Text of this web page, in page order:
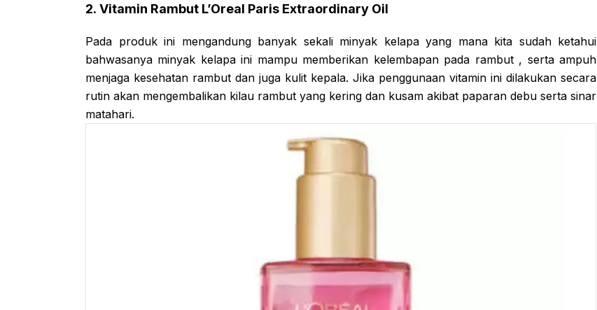
2. Vitamin Rambut L’Oreal Paris Extraordinary Oil
Pada produk ini mengandung banyak sekali minyak kelapa yang mana kita sudah ketahui
bahwasanya minyak kelapa ini mampu memberikan kelembapan pada rambut , serta ampuh
menjaga kesehatan rambut dan juga kulit kepala. Jika penggunaan vitamin ini dilakukan secara
rutin akan mengembalikan kilau rambut yang kering dan kusam akibat paparan debu serta sinar
matahari.